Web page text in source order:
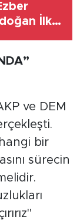
İlk
ve DEM
bir
sürecin